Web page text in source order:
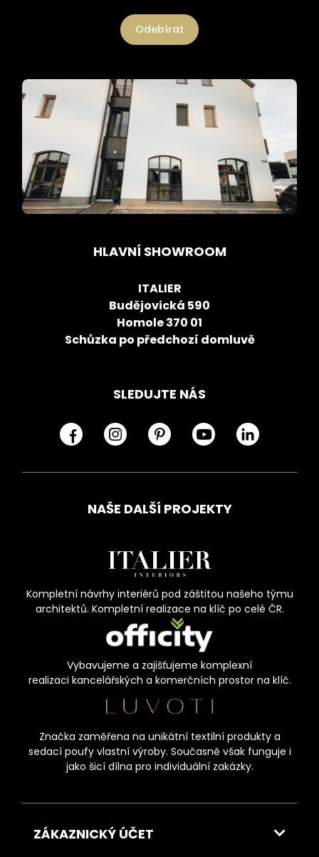
Odebírat
HLAVNÍ SHOWROOM
ITALIER
Budějovická 590
Homole 370 01
Schůzka po předchozí domluvě
SLEDUJTE NÁS
NAŠE DALŠÍ PROJEKTY
Kompletní návrhy interiérů pod záštitou našeho týmu
architektů. Kompletní realizace na klíč po celé ČR.
Vybavujeme a zajišťujeme komplexní
realizaci kancelářských a komerčních prostor na klíč.
Značka zaměřena na unikátní textilní produkty a
sedací poufy vlastní výroby. Současně však funguje i
jako šicí dílna pro individuální zakázky.
ZÁKAZNICKÝ ÚČET